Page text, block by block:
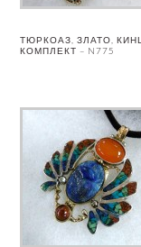
ТЮРКОАЗ, ЗЛАТО,
КОМПЛЕКТ – N775